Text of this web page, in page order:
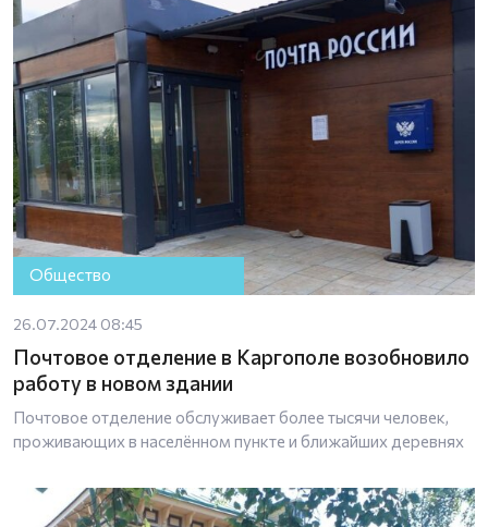
Общество
26.07.2024 08:45
Почтовое отделение в Каргополе возобновило
работу в новом здании
Почтовое отделение обслуживает более тысячи человек,
проживающих в населённом пункте и ближайших деревнях